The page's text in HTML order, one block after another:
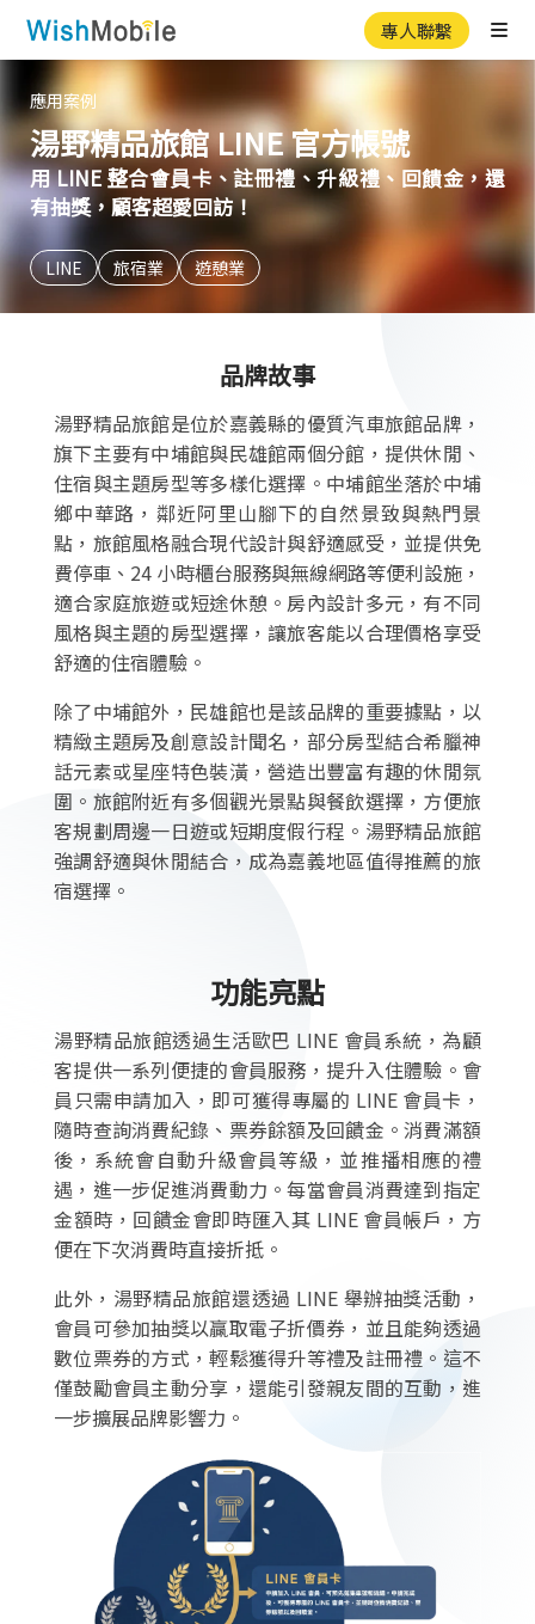
專人聯繫
應用案例
湯野精品旅館 LINE 官方帳號
用 LINE 整合會員卡、註冊禮、升級禮、回饋金，還
有抽獎，顧客超愛回訪！
LINE 旅宿業 遊憩業
品牌故事
湯野精品旅館是位於嘉義縣的優質汽車旅館品牌，
旗下主要有中埔館與民雄館兩個分館，提供休閒、
住宿與主題房型等多樣化選擇。中埔館坐落於中埔
鄉中華路，鄰近阿里山腳下的自然景致與熱門景
點，旅館風格融合現代設計與舒適感受，並提供免
費停車、24 小時櫃台服務與無線網路等便利設施，
適合家庭旅遊或短途休憩。房內設計多元，有不同
風格與主題的房型選擇，讓旅客能以合理價格享受
舒適的住宿體驗。
除了中埔館外，民雄館也是該品牌的重要據點，以
精緻主題房及創意設計聞名，部分房型結合希臘神
話元素或星座特色裝潢，營造出豐富有趣的休閒氛
圍。旅館附近有多個觀光景點與餐飲選擇，方便旅
客規劃周邊一日遊或短期度假行程。湯野精品旅館
強調舒適與休閒結合，成為嘉義地區值得推薦的旅
宿選擇。
功能亮點
湯野精品旅館透過生活歐巴 LINE 會員系統，為顧
客提供一系列便捷的會員服務，提升入住體驗。會
員只需申請加入，即可獲得專屬的 LINE 會員卡，
隨時查詢消費紀錄、票券餘額及回饋金。消費滿額
後，系統會自動升級會員等級，並推播相應的禮
遇，進一步促進消費動力。每當會員消費達到指定
金額時，回饋金會即時匯入其 LINE 會員帳戶，方
便在下次消費時直接折抵。
此外，湯野精品旅館還透過 LINE 舉辦抽獎活動，
會員可參加抽獎以贏取電子折價券，並且能夠透過
數位票券的方式，輕鬆獲得升等禮及註冊禮。這不
僅鼓勵會員主動分享，還能引發親友間的互動，進
一步擴展品牌影響力。